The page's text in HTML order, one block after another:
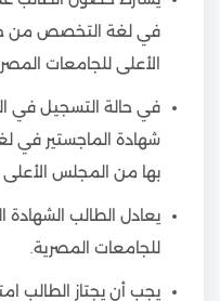
في لغة التخصص من
الأعلى للجامعات
في حالة التسجيل في
شهادة الماجستير
بها من المجلس الأعلى
يعادل الطالب
للجامعات المصرية.
يجب أن يجتاز الطالب